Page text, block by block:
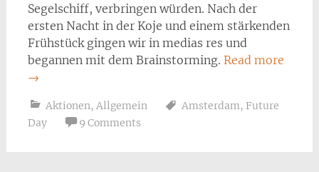
Segelschiff, verbringen würden. Nach der
ersten Nacht in der Koje und einem stärkenden
Frühstück gingen wir in medias res und
begannen mit dem Brainstorming. Read more
→
Aktionen, Allgemein Amsterdam, Future
Day
9 Comments